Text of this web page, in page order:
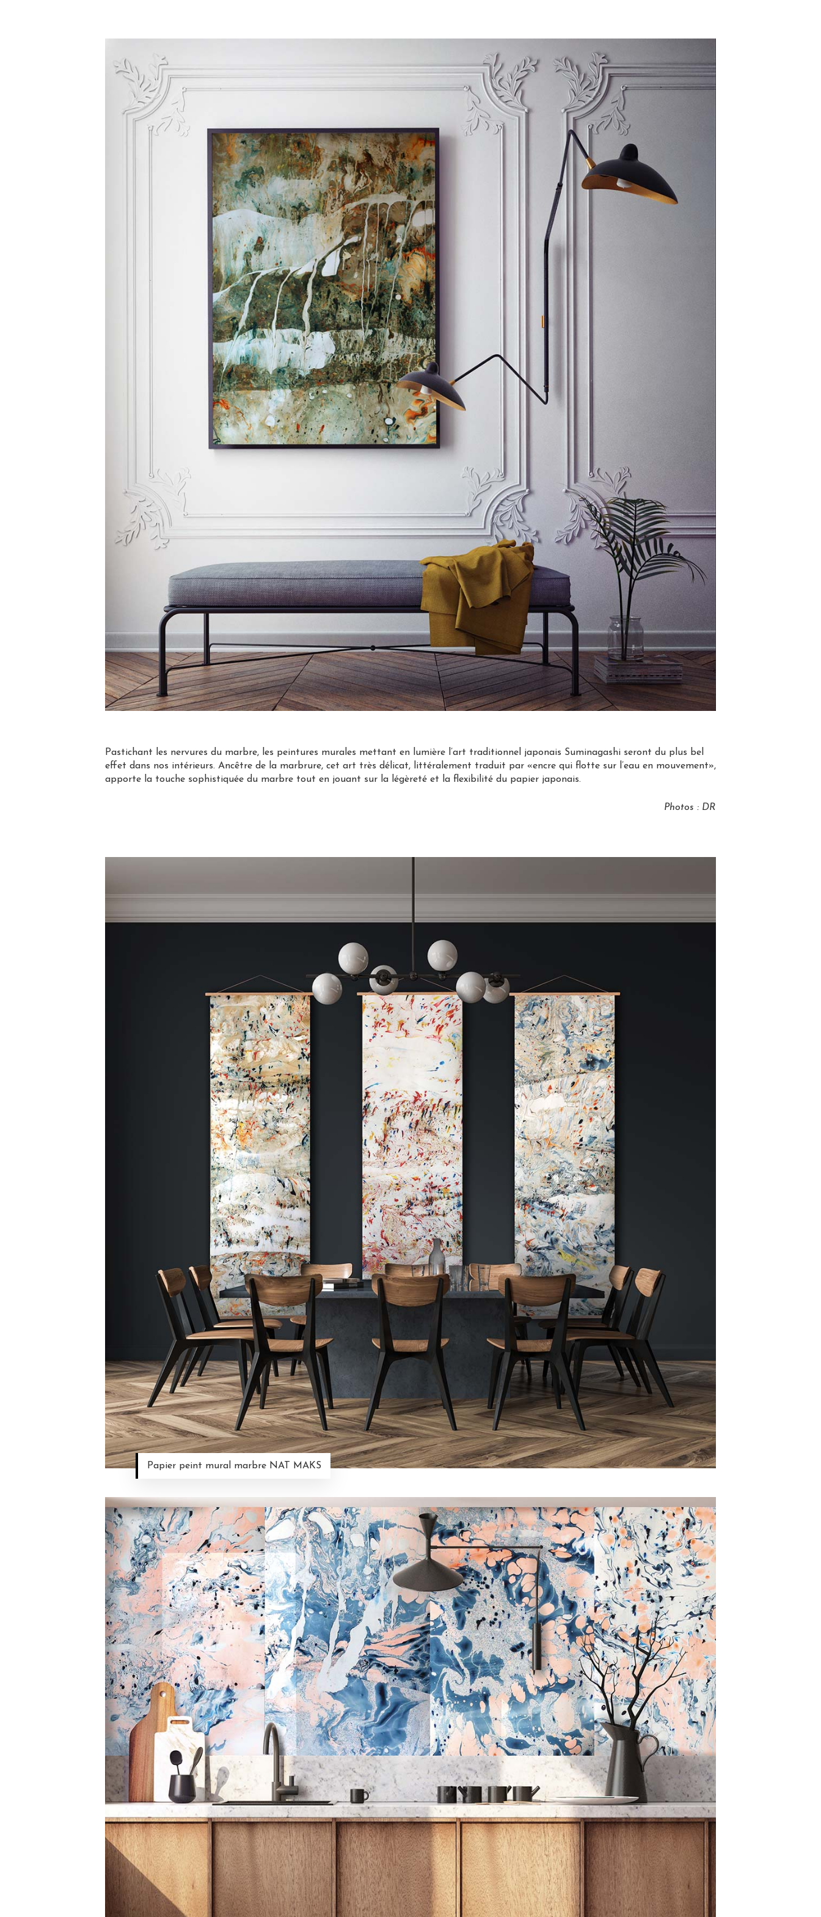
Pastichant les nervures du marbre, les peintures murales mettant en lumière l’art traditionnel japonais Suminagashi seront du plus bel
effet dans nos intérieurs. Ancêtre de la marbrure, cet art très délicat, littéralement traduit par «encre qui flotte sur l’eau en mouvement»,
apporte la touche sophistiquée du marbre tout en jouant sur la légèreté et la flexibilité du papier japonais.
Photos : DR
Papier peint mural marbre NAT MAKS